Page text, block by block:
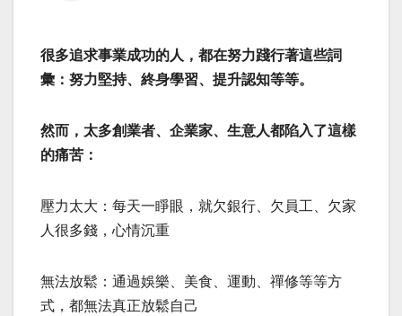
很多追求事業成功的人，都在努力踐行著這些詞
彙：努力堅持、終身學習、提升認知等等。
然而，太多創業者、企業家、生意人都陷入了這樣
的痛苦：
壓力太大：每天一睜眼，就欠銀行、欠員工、欠家
人很多錢，心情沉重
無法放鬆：通過娛樂、美食、運動、禪修等等方
式，都無法真正放鬆自己